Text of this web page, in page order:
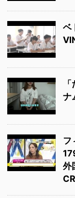
ベ
ナ
フ
外